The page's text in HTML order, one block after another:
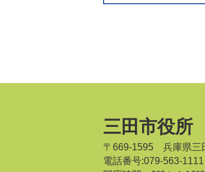
三田市役所
〒669-1595 兵庫県三
電話番号:079-563-1111